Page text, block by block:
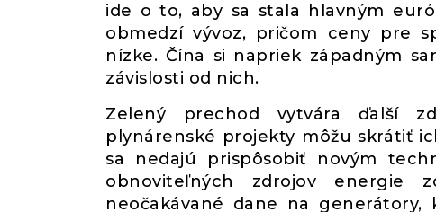
ide o to, aby sa stala hlavným
obmedzí vývoz, pričom ceny pre
nízke. Čína si napriek západným
závislosti od nich.
Zelený prechod vytvára ďalší
plynárenské projekty môžu skrátiť
sa nedajú prispôsobiť novým
obnoviteľných zdrojov energie
neočakávané dane na